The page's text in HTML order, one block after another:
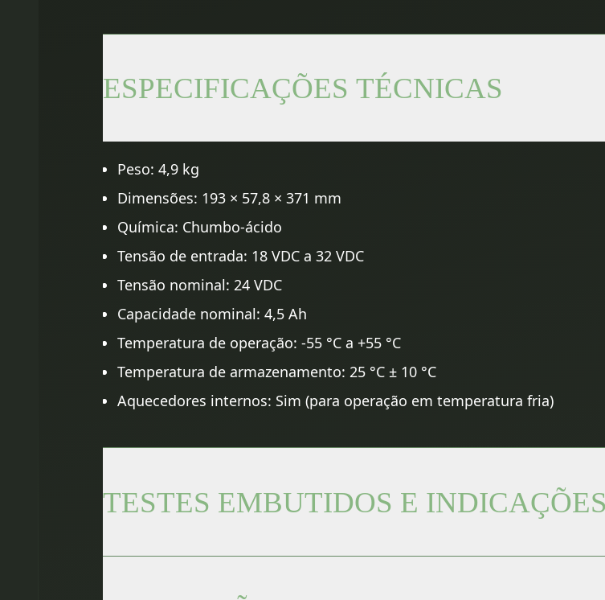
ESPECIFICAÇÕES TÉCNICAS
Peso: 4,9 kg
Dimensões: 193 × 57,8 × 371 mm
Química: Chumbo-ácido
Tensão de entrada: 18 VDC a 32 VDC
Tensão nominal: 24 VDC
Capacidade nominal: 4,5 Ah
Temperatura de operação: -55 °C a +55 °C
Temperatura de armazenamento: 25 °C ± 10 °C
Aquecedores internos: Sim (para operação em temperatura fria)
TESTES EMBUTIDOS E INDICAÇÕES